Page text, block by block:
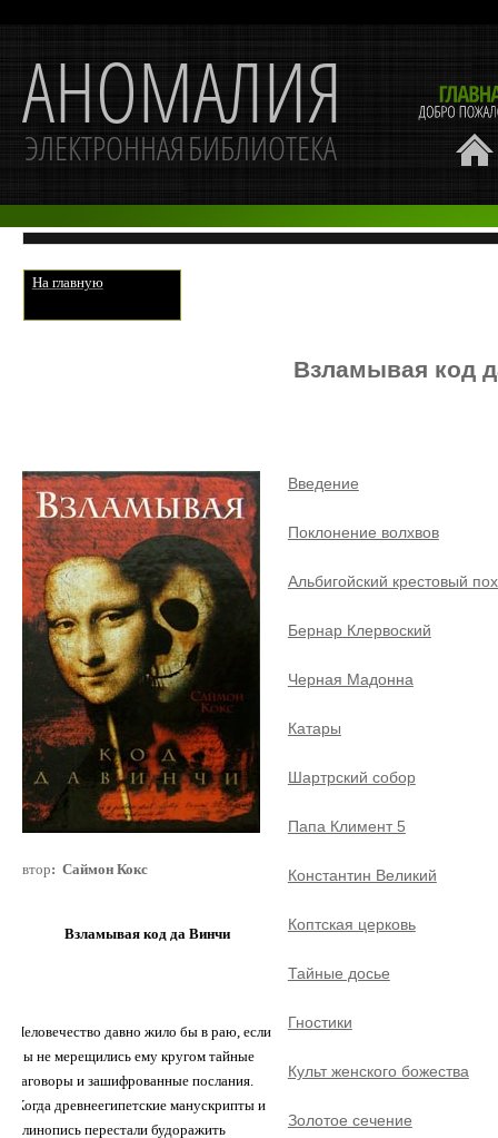
На главную
Взламывая код
автор: Саймон Кокс
Взламывая код да Винчи
Человечество давно жило бы в раю, если
бы не мерещились ему кругом тайные
заговоры и зашифрованные послания.
Когда древнеегипетские манускрипты и
клинопись перестали будоражить
Введение
Поклонение волхвов
Альбигойский крестовый
Бернар Клервоский
Черная Мадонна
Катары
Шартрский собор
Папа Климент 5
Константин Великий
Коптская церковь
Тайные досье
Гностики
Культ женского божества
Золотое сечение